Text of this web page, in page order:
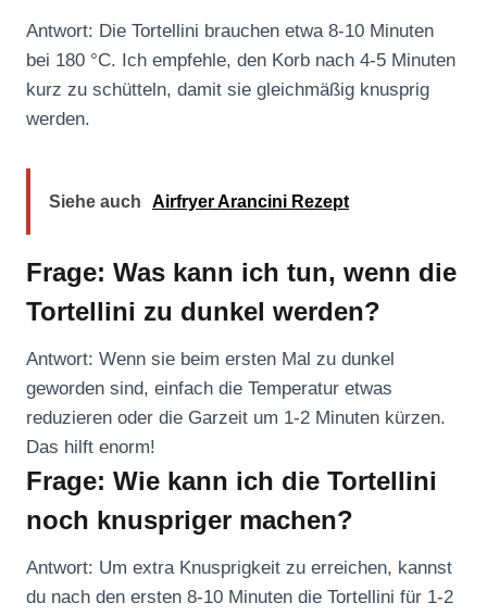
Antwort: Die Tortellini brauchen etwa 8-10 Minuten
bei 180 °C. Ich empfehle, den Korb nach 4-5 Minuten
kurz zu schütteln, damit sie gleichmäßig knusprig
werden.
Siehe auch Airfryer Arancini Rezept
Frage: Was kann ich tun, wenn die
Tortellini zu dunkel werden?
Antwort: Wenn sie beim ersten Mal zu dunkel
geworden sind, einfach die Temperatur etwas
reduzieren oder die Garzeit um 1-2 Minuten kürzen.
Das hilft enorm!
Frage: Wie kann ich die Tortellini
noch knuspriger machen?
Antwort: Um extra Knusprigkeit zu erreichen, kannst
du nach den ersten 8-10 Minuten die Tortellini für 1-2